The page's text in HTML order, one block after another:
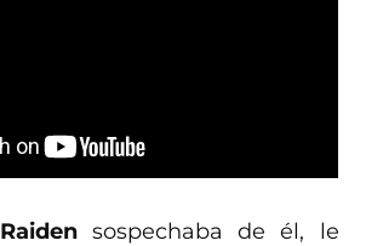
Raidensospechaba de él, le